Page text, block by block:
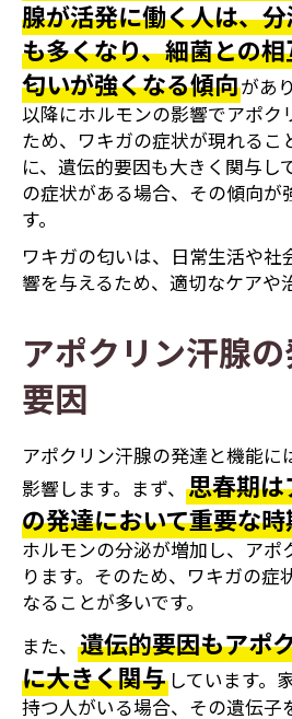
腺が活発に働く人は、
も多くなり、細菌との
匂いが強くなる傾向があ
以降にホルモンの影響でアポク
ため、ワキガの症状が現れるこ
に、遺伝的要因も大きく関与し
の症状がある場合、その傾向が
す。
ワキガの匂いは、日常生活や社
響を与えるため、適切なケアや
アポクリン汗腺
要因
アポクリン汗腺の発達と機能に
影響します。まず、 思春期
の発達において重要な
ホルモンの分泌が増加し、アポ
ります。そのため、ワキガの症
なることが多いです。
また、 遺伝的要因もアポ
に大きく関与 しています。
持つ人がいる場合、その遺伝子